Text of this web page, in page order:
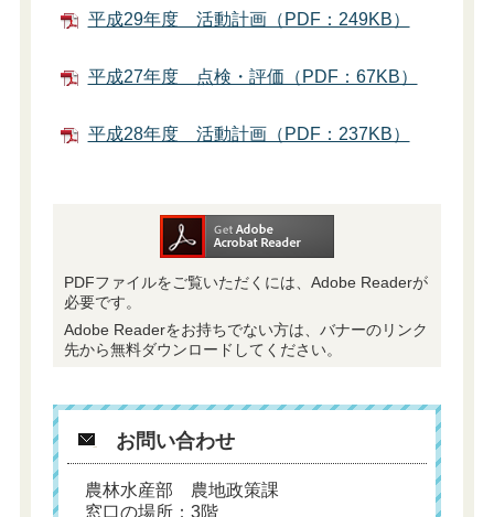
平成29年度 活動計画（PDF：249KB）
平成27年度 点検・評価（PDF：67KB）
平成28年度 活動計画（PDF：237KB）
PDFファイルをご覧いただくには、Adobe Readerが
必要です。
Adobe Readerをお持ちでない方は、バナーのリンク
先から無料ダウンロードしてください。
お問い合わせ
農林水産部 農地政策課
窓口の場所：3階